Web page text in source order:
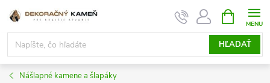
Prejsť
obsah
HĽADAŤ
KOŠÍK
Nášlapné kamene a šlapáky